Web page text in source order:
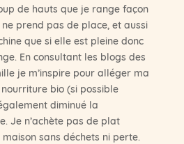
de hauts que je range façon
prend pas de place, et aussi
que si elle est pleine donc
En consultant les blogs des
je m’inspire pour alléger ma
bio (si possible
diminué la
Je n’achète pas de plat
sans déchets ni perte.